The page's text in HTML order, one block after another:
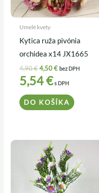
Umelé kvety
Kytica ruža pivónia
orchidea x14 JX1665
4,90€4,50€ bez DPH
5,54€s DPH
DO KOŠÍKA